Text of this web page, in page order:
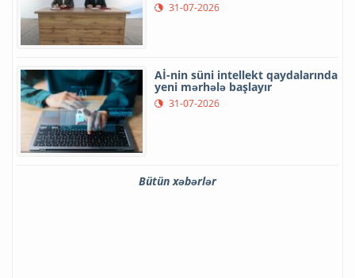
31-07-2026
Aİ-nin süni intellekt qaydalarında
yeni mərhələ başlayır
31-07-2026
Bütün xəbərlər